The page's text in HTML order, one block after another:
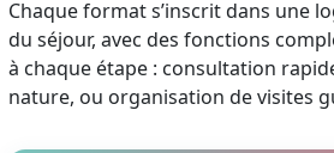
Chaque format s’inscrit dans une
du séjour, avec des fonctions
à chaque étape : consultation
nature, ou organisation de visites